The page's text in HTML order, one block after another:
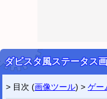
ツイッター @utility_labo
新着などの情報を受け取りた
ダビスタ風ステータス
> 目次 (画像ツール) > ゲー